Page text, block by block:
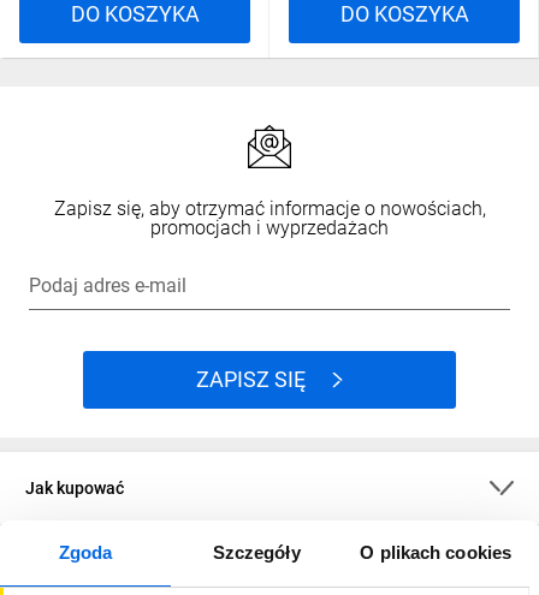
Zgoda Szczegóły O plikach cookies
DO KOSZYKA DO KOSZYKA
Zapisz się, aby otrzymać informacje o nowościach,
promocjach i wyprzedażach
Podaj adres e-mail
ZAPISZ SIĘ
Jak kupować
O firmie